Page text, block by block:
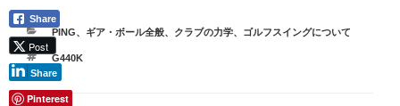
カ
ゴ
リ
ー
PING、 ギア・ボール全般、 クラブの力学、 ゴルフスイングについて
タ
グ
G440K
Share
Post
Share
Pinterest